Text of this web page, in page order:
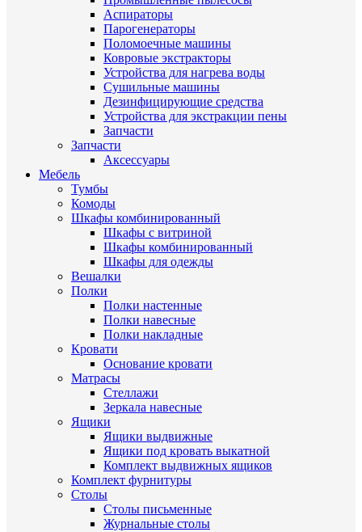
Аспираторы
Парогенераторы
Поломоечные машины
Ковровые экстракторы
Устройства для нагрева воды
Сушильные машины
Дезинфицирующие средства
Устройства для экстракции пены
Запчасти
Запчасти
Аксессуары
Мебель
Тумбы
Комоды
Шкафы комбинированный
Шкафы с витриной
Шкафы комбинированный
Шкафы для одежды
Вешалки
Полки
Полки настенные
Полки навесные
Полки накладные
Кровати
Основание кровати
Матрасы
Стеллажи
Зеркала навесные
Ящики
Ящики выдвижные
Ящики под кровать выкатной
Комплект выдвижных ящиков
Комплект фурнитуры
Столы
Столы письменные
Журнальные cтолы